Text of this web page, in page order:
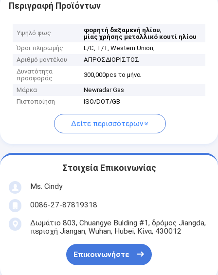
Περιγραφή Προϊόντων
Υψηλό φως φορητή δεξαμενή ηλίου,
μίας χρήσης μεταλλικό κουτί ηλίου
Όροι πληρωμής
L/C, T/T, Western Union,
Αριθμό μοντέλου
ΑΠΡΟΣΔΙΟΡΙΣΤΟΣ
Δυνατότητα
προσφοράς
300,000pcs το μήνα
Μάρκα
Newradar Gas
Πιστοποίηση
ISO/DOT/GB
Δείτε περισσότερων
Στοιχεία Επικοινωνίας
Ms. Cindy
0086-27-87819318
Δωμάτιο 803, Chuangye Bulding #1, δρόμος Jiangda,
περιοχή Jiangan, Wuhan, Hubei, Κίνα, 430012
Επικοινωνήστε